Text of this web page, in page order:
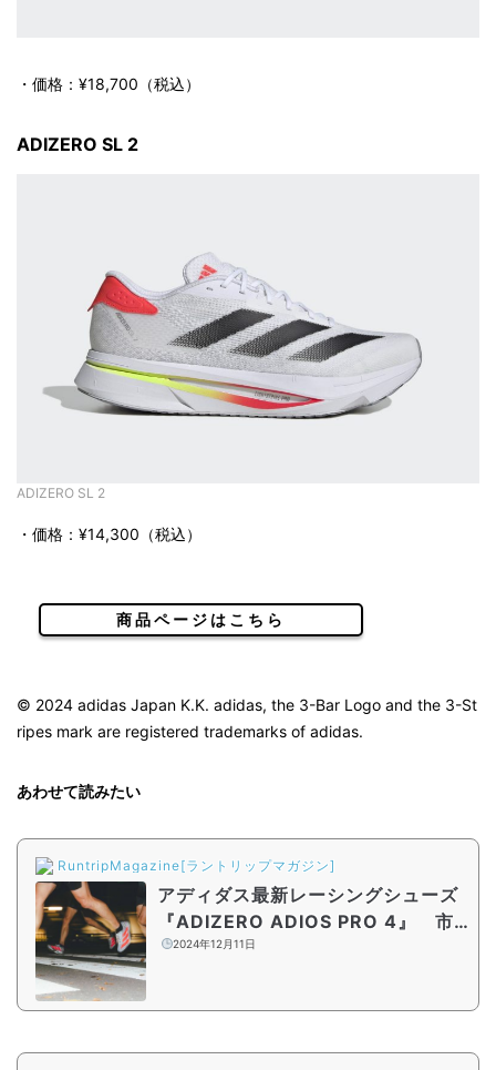
・価格：¥18,700（税込）
ADIZERO SL 2
ADIZERO SL 2
・価格：¥14,300（税込）
商品ページはこちら
© 2024 adidas Japan K.K. adidas, the 3-Bar Logo and the 3-St
ripes mark are registered trademarks of adidas.
あわせて読みたい
RuntripMagazine[ラントリップマガジン]
アディダス最新レーシングシューズ
『ADIZERO ADIOS PRO 4』 市
民ランナーが語った魅力とは
2024年12月11日